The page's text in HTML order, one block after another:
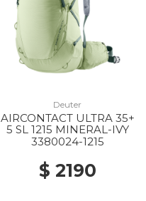
Deuter
AIRCONTACT ULTRA 35+
5 SL 1215 MINERAL-IVY
3380024-1215
$ 2190